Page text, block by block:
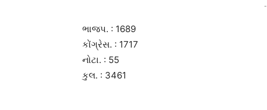
ભાજપ. : 1689
કોંગ્રેસ. : 1717
નોટા. : 55
કુલ. : 3461